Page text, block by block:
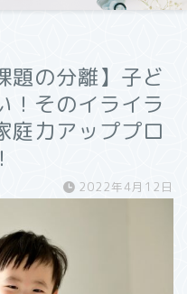
題の分離】子ど
！そのイライラ
庭力アッププロ
2022年4月12日